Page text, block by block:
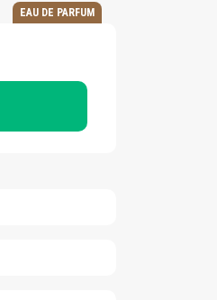
EAU DE PARFUM